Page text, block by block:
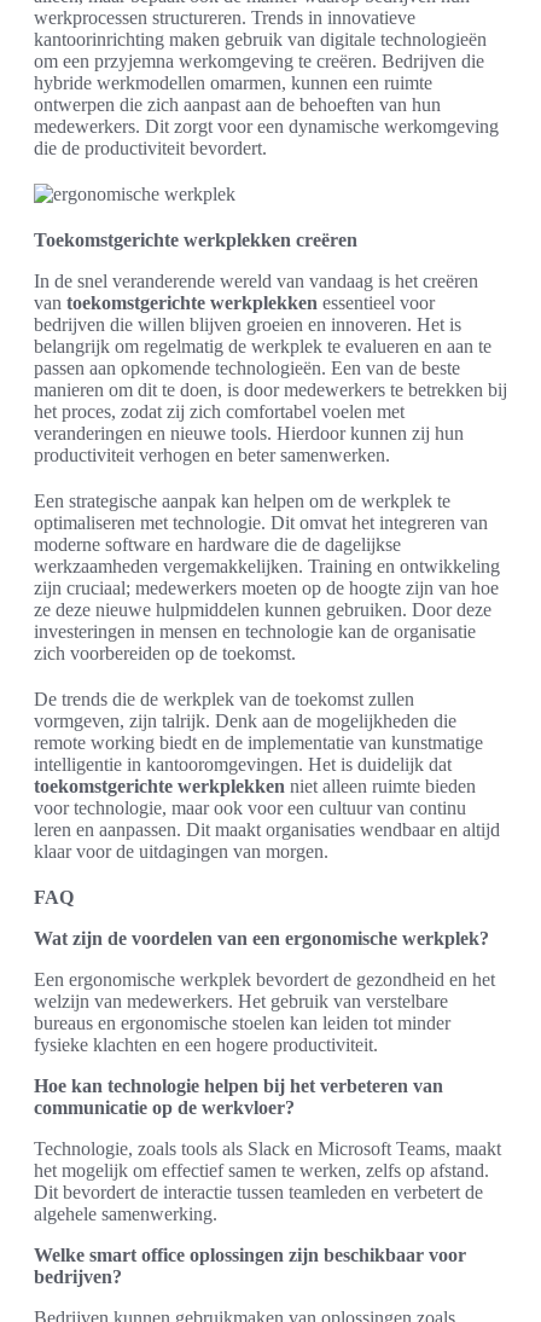
werkprocessen structureren. Trends in innovatieve
kantoorinrichting maken gebruik van digitale technologieën
om een przyjemna werkomgeving te creëren. Bedrijven die
hybride werkmodellen omarmen, kunnen een ruimte
ontwerpen die zich aanpast aan de behoeften van hun
medewerkers. Dit zorgt voor een dynamische werkomgeving
die de productiviteit bevordert.
Toekomstgerichte werkplekken creëren
In de snel veranderende wereld van vandaag is het creëren
van toekomstgerichte werkplekken essentieel voor
bedrijven die willen blijven groeien en innoveren. Het is
belangrijk om regelmatig de werkplek te evalueren en aan te
passen aan opkomende technologieën. Een van de beste
manieren om dit te doen, is door medewerkers te betrekken bij
het proces, zodat zij zich comfortabel voelen met
veranderingen en nieuwe tools. Hierdoor kunnen zij hun
productiviteit verhogen en beter samenwerken.
Een strategische aanpak kan helpen om de werkplek te
optimaliseren met technologie. Dit omvat het integreren van
moderne software en hardware die de dagelijkse
werkzaamheden vergemakkelijken. Training en ontwikkeling
zijn cruciaal; medewerkers moeten op de hoogte zijn van hoe
ze deze nieuwe hulpmiddelen kunnen gebruiken. Door deze
investeringen in mensen en technologie kan de organisatie
zich voorbereiden op de toekomst.
De trends die de werkplek van de toekomst zullen
vormgeven, zijn talrijk. Denk aan de mogelijkheden die
remote working biedt en de implementatie van kunstmatige
intelligentie in kantooromgevingen. Het is duidelijk dat
toekomstgerichte werkplekken niet alleen ruimte bieden
voor technologie, maar ook voor een cultuur van continu
leren en aanpassen. Dit maakt organisaties wendbaar en altijd
klaar voor de uitdagingen van morgen.
FAQ
Wat zijn de voordelen van een ergonomische werkplek?
Een ergonomische werkplek bevordert de gezondheid en het
welzijn van medewerkers. Het gebruik van verstelbare
bureaus en ergonomische stoelen kan leiden tot minder
fysieke klachten en een hogere productiviteit.
Hoe kan technologie helpen bij het verbeteren van
communicatie op de werkvloer?
Technologie, zoals tools als Slack en Microsoft Teams, maakt
het mogelijk om effectief samen te werken, zelfs op afstand.
Dit bevordert de interactie tussen teamleden en verbetert de
algehele samenwerking.
Welke smart office oplossingen zijn beschikbaar voor
bedrijven?
Bedrijven kunnen gebruikmaken van oplossingen zoals